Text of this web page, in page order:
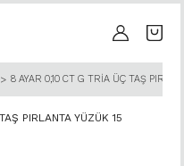
8 AYAR 0,10 CT G TRİA ÜÇ TAŞ